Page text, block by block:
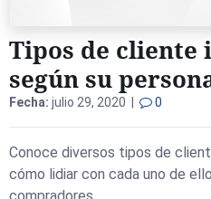
Tipos de
según su
Fecha: julio 29, 2020 | 0
Conoce diversos tipos de
cómo lidiar con cada uno de